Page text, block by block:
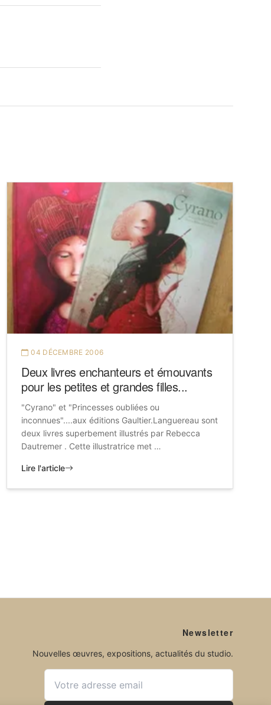
04 DÉCEMBRE 2006
Deux livres enchanteurs et émouvants
pour les petites et grandes filles...
"Cyrano" et "Princesses oubliées ou
inconnues"....aux éditions Gaultier.Languereau sont
deux livres superbement illustrés par Rebecca
Dautremer . Cette illustratrice met …
Lire l'article
Newsletter
Nouvelles œuvres, expositions, actualités du studio.